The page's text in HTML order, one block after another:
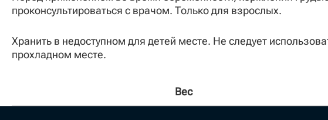
проконсультироваться с врачом. Только для взрослых.
Хранить в недоступном для детей месте. Не следует
прохладном месте.
Вес